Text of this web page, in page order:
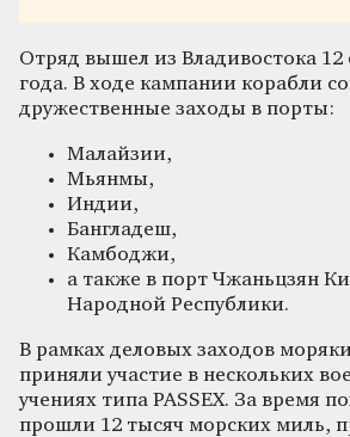
Отряд вышел из Владивостока 12
года. В ходе кампании корабли
дружественные заходы в порты:
Малайзии,
Мьянмы,
Индии,
Бангладеш,
Камбоджи,
а также в порт Чжаньцзян
Народной Республики.
В рамках деловых заходов
приняли участие в нескольких
учениях типа PASSEX. За время
прошли 12 тысяч морских миль,